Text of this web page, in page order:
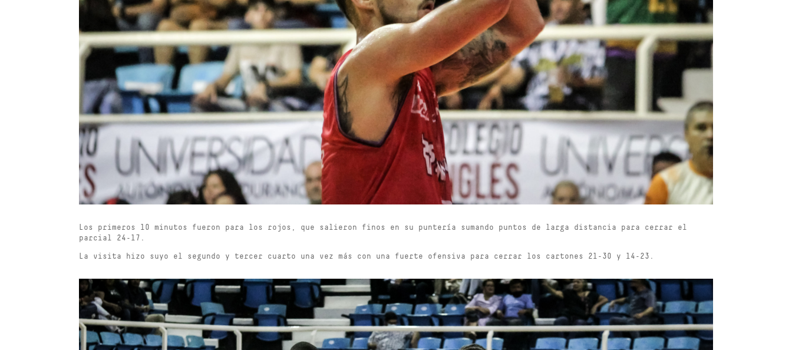
Los primeros 10 minutos fueron para los rojos, que salieron finos en su puntería sumando puntos de larga distancia para cerrar el
parcial 24-17.
La visita hizo suyo el segundo y tercer cuarto una vez más con una fuerte ofensiva para cerrar los cartones 21-30 y 14-23.